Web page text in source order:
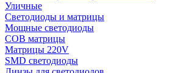
Уличные
Светодиоды и матрицы
Мощные светодиоды
COB матрицы
Матрицы 220V
SMD светодиоды